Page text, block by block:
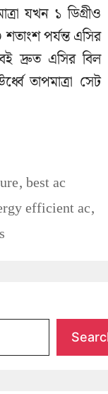
যখন ১ ডিগ্রীও
পর্যন্ত এসির
দ্রুত এসির বিল
তাপমাত্রা সেট
,best ac
efficient ac,